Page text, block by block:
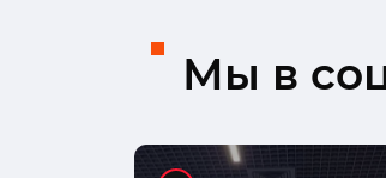
Мы в